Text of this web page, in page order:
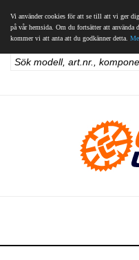
Vi använder cookies för att se till att vi ger
på vår hemsida. Om du fortsätter att använda
kommer vi att anta att du godkänner detta.